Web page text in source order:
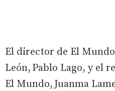
El director de El
León, Pablo Lago, y el
El Mundo, Juanma